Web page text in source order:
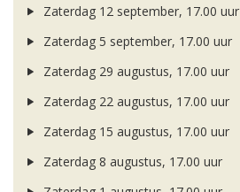
Zaterdag 12 september, 17.00 uur
Zaterdag 5 september, 17.00 uur
Zaterdag 29 augustus, 17.00 uur
Zaterdag 22 augustus, 17.00 uur
Zaterdag 15 augustus, 17.00 uur
Zaterdag 8 augustus, 17.00 uur